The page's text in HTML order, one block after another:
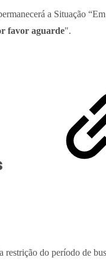
a Situação
favor aguarde".
do período de